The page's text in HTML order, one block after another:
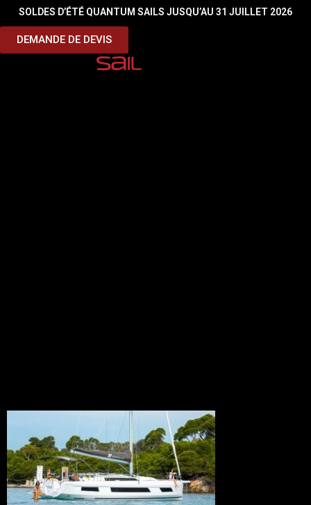
SOLDES D’ÉTÉ QUANTUM SAILS JUSQU’AU 31 JUILLET 2026
Sous titre
DEMANDE DE DEVIS